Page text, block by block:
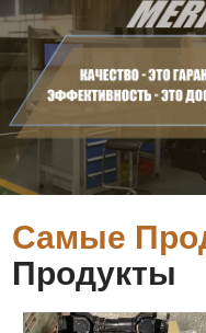
Самые
Продукты